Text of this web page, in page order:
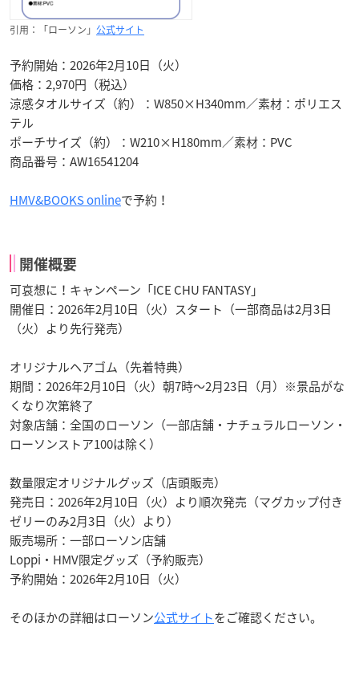
引用：「ローソン」 公式サイト
予約開始：2026年2月10日（火）
価格：2,970円（税込）
涼感タオルサイズ（約）：W850×H340mm／素材：ポリエス
テル
ポーチサイズ（約）：W210×H180mm／素材：PVC
商品番号：AW16541204
HMV&BOOKS onlineで予約！
開催概要
可哀想に！キャンペーン「ICE CHU FANTASY」
開催日：2026年2月10日（火）スタート（一部商品は2月3日
（火）より先行発売）
オリジナルヘアゴム（先着特典）
期間：2026年2月10日（火）朝7時～2月23日（月）※景品がな
くなり次第終了
対象店舗：全国のローソン（一部店舗・ナチュラルローソン・
ローソンストア100は除く）
数量限定オリジナルグッズ（店頭販売）
発売日：2026年2月10日（火）より順次発売（マグカップ付き
ゼリーのみ2月3日（火）より）
販売場所：一部ローソン店舗
Loppi・HMV限定グッズ（予約販売）
予約開始：2026年2月10日（火）
そのほかの詳細はローソン公式サイトをご確認ください。